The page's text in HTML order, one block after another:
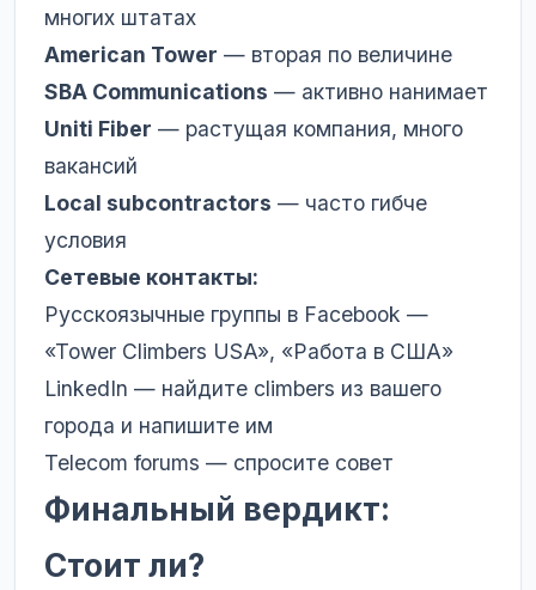
многих штатах
American Tower — вторая по величине
SBA Communications — активно нанимает
Uniti Fiber — растущая компания, много
вакансий
Local subcontractors — часто гибче
условия
Сетевые контакты:
Русскоязычные группы в Facebook —
«Tower Climbers USA», «Работа в США»
LinkedIn — найдите climbers из вашего
города и напишите им
Telecom forums — спросите совет
Финальный вердикт:
Стоит ли?